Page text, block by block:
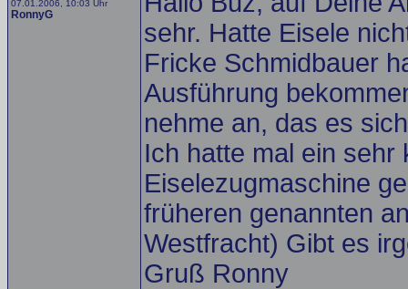
07.01.2006, 10:03 Uhr
RonnyG
sehr. Hatte Eisele
Fricke Schmidbauer
Ausführung
nehme an, das es
Ich hatte mal ein
Eiselezugmaschine
früheren genannten
Westfracht) Gibt es
Gruß Ronny